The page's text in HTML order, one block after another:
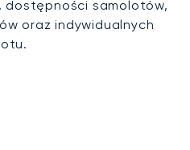
w przypadku
indywidualnie
ekskluzywnych miejsc
dostępności samolotów,
oraz indywidualnych